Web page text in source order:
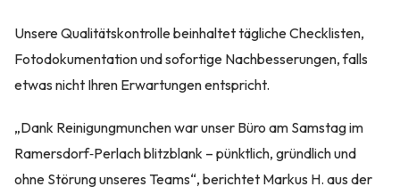
Unsere Qualitätskontrolle beinhaltet tägliche Checklisten,
Fotodokumentation und sofortige Nachbesserungen, falls
etwas nicht Ihren Erwartungen entspricht.
„Dank Reinigungmunchen war unser Büro am Samstag im
Ramersdorf‑Perlach blitzblank – pünktlich, gründlich und
ohne Störung unseres Teams“, berichtet Markus H. aus der